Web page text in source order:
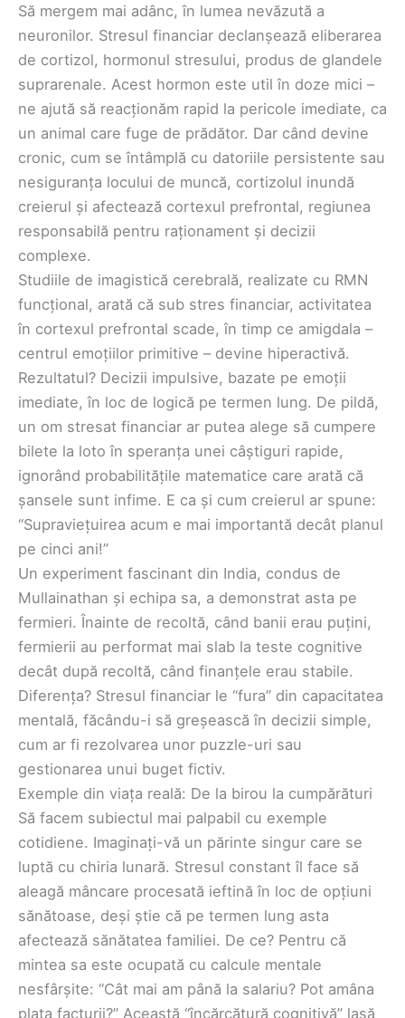
Să mergem mai adânc, în lumea nevăzută a
neuronilor. Stresul financiar declanșează eliberarea
de cortizol, hormonul stresului, produs de glandele
suprarenale. Acest hormon este util în doze mici –
ne ajută să reacționăm rapid la pericole imediate, ca
un animal care fuge de prădător. Dar când devine
cronic, cum se întâmplă cu datoriile persistente sau
nesiguranța locului de muncă, cortizolul inundă
creierul și afectează cortexul prefrontal, regiunea
responsabilă pentru raționament și decizii
complexe.
Studiile de imagistică cerebrală, realizate cu RMN
funcțional, arată că sub stres financiar, activitatea
în cortexul prefrontal scade, în timp ce amigdala –
centrul emoțiilor primitive – devine hiperactivă.
Rezultatul? Decizii impulsive, bazate pe emoții
imediate, în loc de logică pe termen lung. De pildă,
un om stresat financiar ar putea alege să cumpere
bilete la loto în speranța unei câștiguri rapide,
ignorând probabilitățile matematice care arată că
șansele sunt infime. E ca și cum creierul ar spune:
“Supraviețuirea acum e mai importantă decât planul
pe cinci ani!”
Un experiment fascinant din India, condus de
Mullainathan și echipa sa, a demonstrat asta pe
fermieri. Înainte de recoltă, când banii erau puțini,
fermierii au performat mai slab la teste cognitive
decât după recoltă, când finanțele erau stabile.
Diferența? Stresul financiar le “fura” din capacitatea
mentală, făcându-i să greșească în decizii simple,
cum ar fi rezolvarea unor puzzle-uri sau
gestionarea unui buget fictiv.
Exemple din viața reală: De la birou la cumpărături
Să facem subiectul mai palpabil cu exemple
cotidiene. Imaginați-vă un părinte singur care se
luptă cu chiria lunară. Stresul constant îl face să
aleagă mâncare procesată ieftină în loc de opțiuni
sănătoase, deși știe că pe termen lung asta
afectează sănătatea familiei. De ce? Pentru că
mintea sa este ocupată cu calcule mentale
nesfârșite: “Cât mai am până la salariu? Pot amâna
plata facturii?” Această “încărcătură cognitivă” lasă